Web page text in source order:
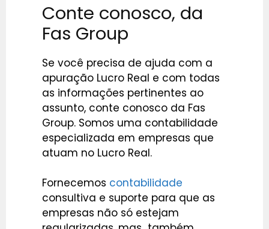
Conte conosco, da
Fas Group
Se você precisa de ajuda com a
apuração Lucro Real e com todas
as informações pertinentes ao
assunto, conte conosco da Fas
Group. Somos uma contabilidade
especializada em empresas que
atuam no Lucro Real.
Fornecemos contabilidade
consultiva e suporte para que as
empresas não só estejam